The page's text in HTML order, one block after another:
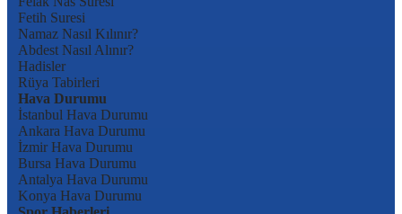
Fetih Suresi
Namaz Nasıl Kılınır?
Abdest Nasıl Alınır?
Hadisler
Rüya Tabirleri
Hava Durumu
İstanbul Hava Durumu
Ankara Hava Durumu
İzmir Hava Durumu
Bursa Hava Durumu
Antalya Hava Durumu
Konya Hava Durumu